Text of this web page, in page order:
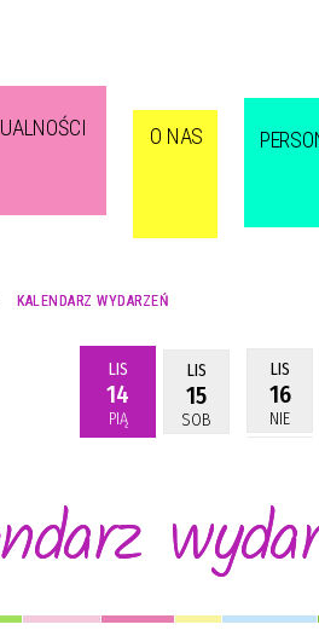
O NAS
KALENDARZ WYDARZEŃ
LIS
14
PIĄ
LIS
15
SOB
LIS
16
NIE